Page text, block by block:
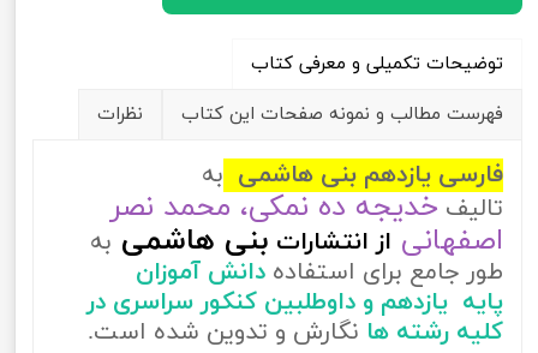
توضیحات تکمیلی و معرفی کتاب
فهرست مطالب و نمونه صفحات این کتاب
نظرات
فارسی یازدهم بنی هاشمی به
تالیف خدیجه ده نمکی، محمد نصر
اصفهانی از انتشارات بنی هاشمی به
طور جامع برای استفاده دانش آموزان
پایه یازدهم و داوطلبین کنکور سراسری در
کلیه رشته ها نگارش و تدوین شده است.